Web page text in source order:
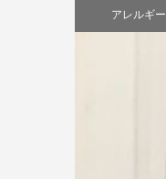
アレルギー